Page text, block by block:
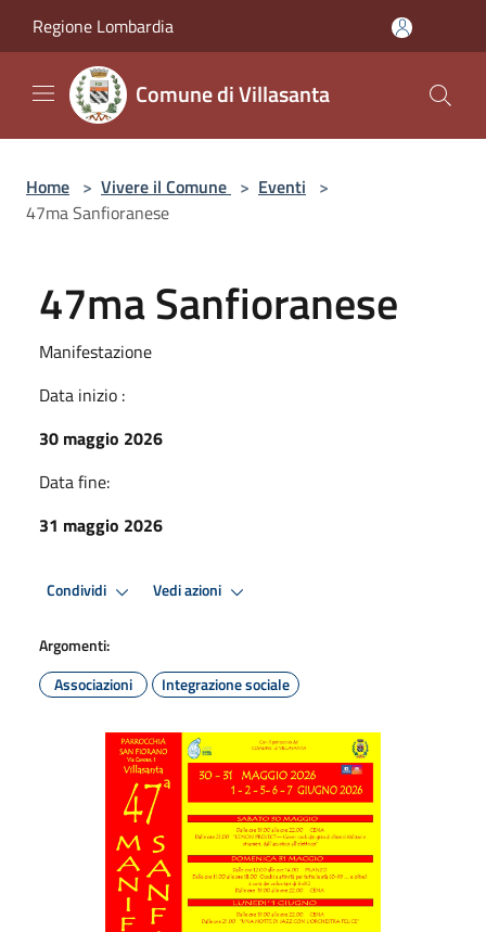
Regione Lombardia
Comune di Villasanta
Home > Vivere il Comune > Eventi >
47ma Sanfioranese
47ma Sanfioranese
Manifestazione
Data inizio :
30 maggio 2026
Data fine:
31 maggio 2026
Condividi Vedi azioni
Argomenti:
Associazioni
Integrazione sociale